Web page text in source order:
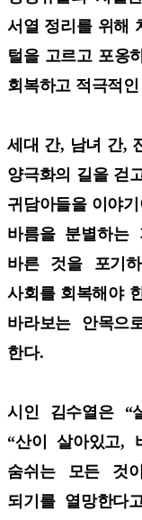
서열 정리를 위해
털을 고르고 포옹
회복하고 적극적
세대 간, 남녀 간,
양극화의 길을 걷
귀담아들을 이야
바름을 분별하는
바른 것을 포기
사회를 회복해야
바라보는 안목으
한다.
시인 김수열은 “
“산이 살아있고,
숨쉬는 모든 것
되기를 열망한다